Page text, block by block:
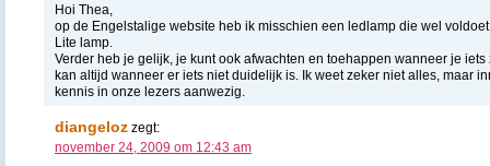
Hoi Thea,
op de Engelstalige website heb ik misschien een ledlamp die wel
Lite lamp.
Verder heb je gelijk, je kunt ook afwachten en toehappen wanneer je
kan altijd wanneer er iets niet duidelijk is. Ik weet zeker niet alles, maar
kennis in onze lezers aanwezig.
diangeloz zegt:
november 24, 2009 om 12:43 am